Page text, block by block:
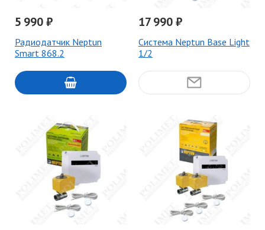
5 990 ₽
Радиодатчик Neptun
Smart 868.2
17 990 ₽
Система Neptun Base Light
1/2